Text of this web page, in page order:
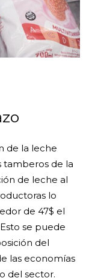
de la leche
tamberos de la
de leche al
lo
de 47$ el
se puede
del
las economías
del sector.